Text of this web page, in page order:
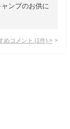
ンプのお供に
めコメント (1 件) >